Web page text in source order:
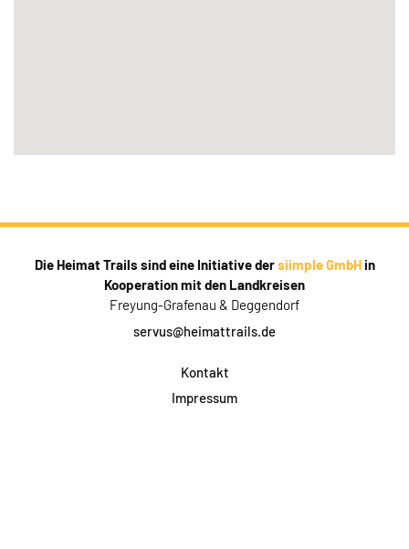
Die Heimat Trails sind eine Initiative dersiimple GmbHin
Kooperation mit den Landkreisen
Freyung-Grafenau & Deggendorf
servus@heimattrails.de
Kontakt
Impressum